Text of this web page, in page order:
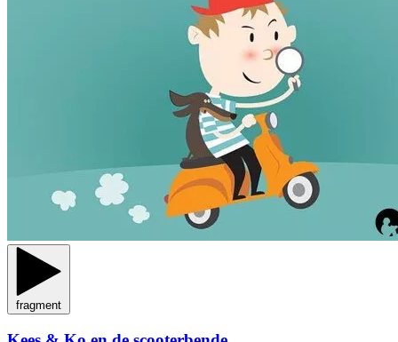
fragment